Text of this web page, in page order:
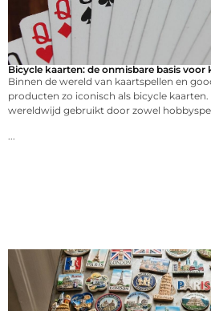
Bicycle kaarten: de onmisbare basis voor
Binnen de wereld van kaartspellen en
producten zo iconisch als bicycle
wereldwijd gebruikt door zowel
...